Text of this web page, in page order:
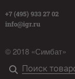
+7 (495) 933 27 02
info@igr.ru
© 2018 «Симбат»